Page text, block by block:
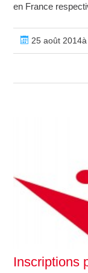
en France
25 août
Inscriptions